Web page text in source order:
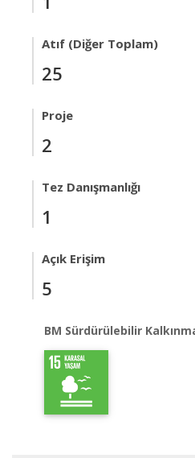
Atıf (Diğer Toplam)
25
Proje
2
Tez Danışmanlığı
1
Açık Erişim
5
BM Sürdürülebilir